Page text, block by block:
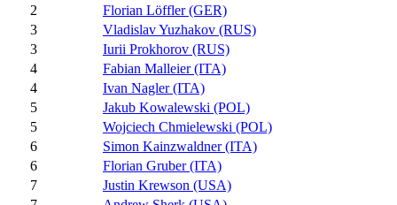
2
Florian Löffler (GER)
3
Vladislav Yuzhakov (RUS)
3
Iurii Prokhorov (RUS)
4
Fabian Malleier (ITA)
4
Ivan Nagler (ITA)
5
Jakub Kowalewski (POL)
5
Wojciech Chmielewski (POL)
6
Simon Kainzwaldner (ITA)
6
Florian Gruber (ITA)
7
Justin Krewson (USA)